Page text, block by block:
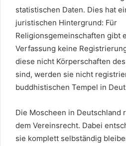
statistischen Daten. Dies hat
juristischen Hintergrund: Für
Religionsgemeinschaften gibt
Verfassung keine
diese nicht Körperschaften
sind, werden sie nicht
buddhistischen Tempel in
Die Moscheen in Deutschland
dem Vereinsrecht. Dabei
sie komplett selbständig